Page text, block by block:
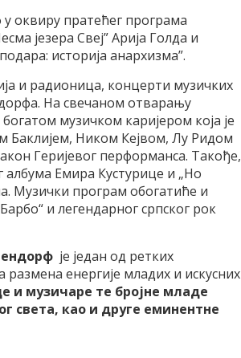
оквиру пратећег програма
језера Свеј” Арија Голда и
историја анархизма”.
и радионица, концерти музичких
На свечаном отварању
музичком каријером која је
Ником Кејвом, Лу Ридом
Геријевог перформанса. Такође,
Емира Кустурице и „Но
Музички програм обогатиће и
и легендарног српског рок
је један од ретких
енергије младих и искусних
и музичаре те бројне младе
света, као и друге еминентне